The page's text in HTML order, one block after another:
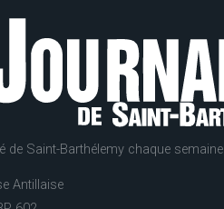
de Saint-Barthélemy chaque semaine
Antillaise